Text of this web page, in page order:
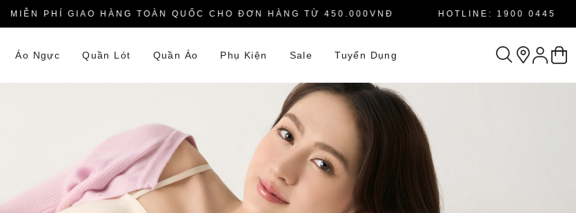
PHÍ GIAO HÀNG TOÀN QUỐC CHO ĐƠN HÀNG TỪ 450.000VNĐ HOTLINE: 1900 0445
Áo Ngực Quần Lót Quần Áo Phụ Kiện Sale Tuyển Dụng